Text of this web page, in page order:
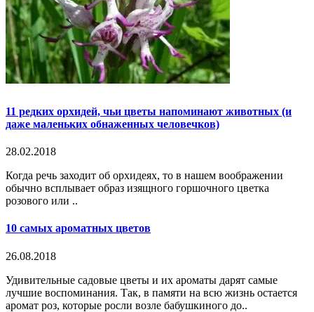
11 редких орхидей, чьи цветы напоминают животных (и
даже маленьких обнаженных человечков)
28.02.2018
Когда речь заходит об орхидеях, то в нашем воображении
обычно всплывает образ изящного горшочного цветка
розового или ..
10 самых ароматных цветов
26.08.2018
Удивительные садовые цветы и их ароматы дарят самые
лучшие воспоминания. Так, в памяти на всю жизнь остается
аромат роз, которые росли возле бабушкиного до..